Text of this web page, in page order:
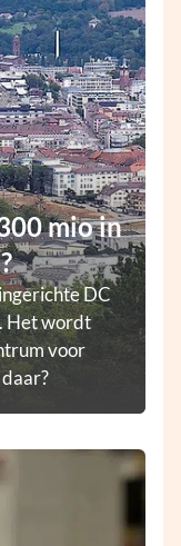
mio in
DC
Het wordt
voor